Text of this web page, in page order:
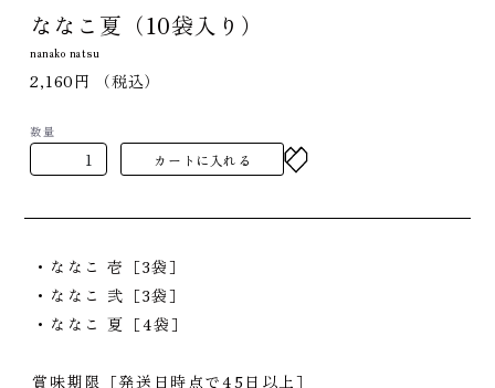
ななこ夏（10袋入り）
nanako natsu
2,160円 （税込）
数量
カートに入れる
・ななこ 壱［3袋］
・ななこ 弐［3袋］
・ななこ 夏［4袋］
賞味期限［発送日時点で45日以上］